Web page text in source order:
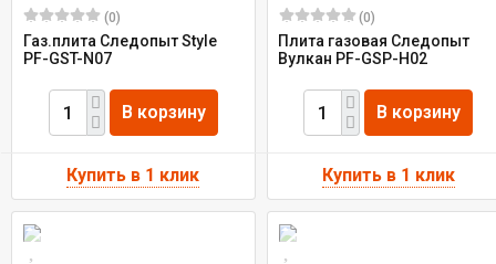
(0)
Газ.плита Следопыт Style
PF-GST-N07
В корзину
(0)
Плита газовая Следопыт
Вулкан PF-GSP-Н02
В корзину